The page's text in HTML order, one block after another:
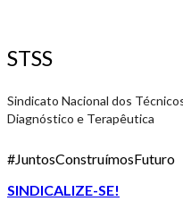
STSS
Sindicato Nacional dos
Diagnóstico e Terapêutica
#JuntosConstruímosFuturo
SINDICALIZE-SE!